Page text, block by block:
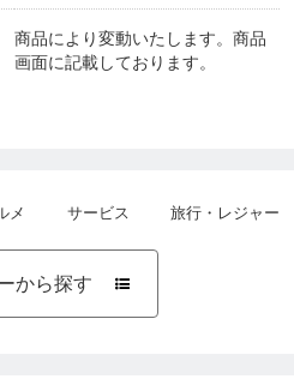
商品により変動いたします。商品
画面に記載しております。
メ サービス 旅行・レジャー
から探す 